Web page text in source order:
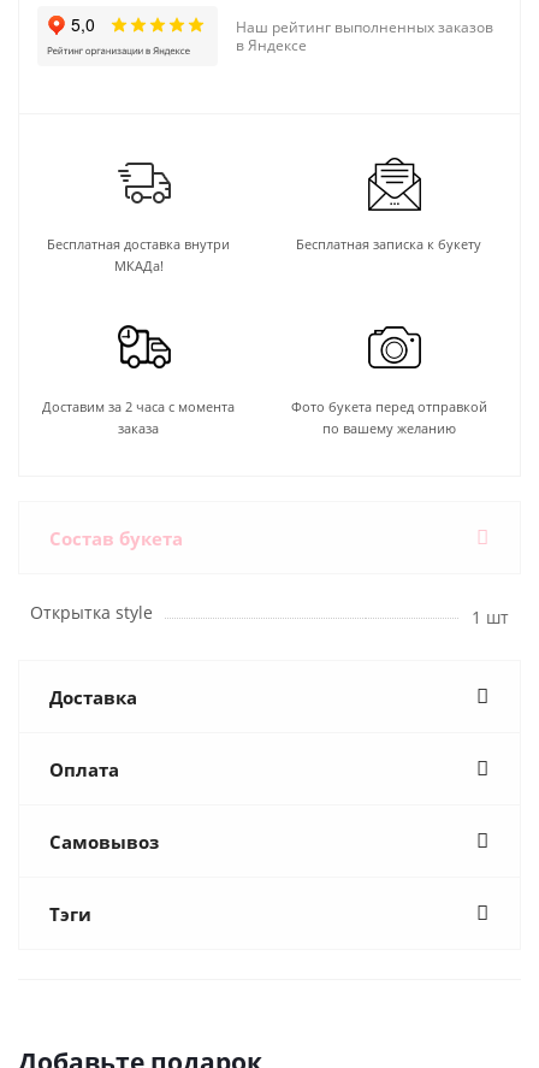
Наш рейтинг выполненных заказов
в Яндексе
Бесплатная доставка внутри
МКАДа!
Бесплатная записка к букету
Доставим за 2 часа с момента
заказа
Фото букета перед отправкой
по вашему желанию
Состав букета
Открытка style 1 шт
Доставка
Оплата
Самовывоз
Тэги